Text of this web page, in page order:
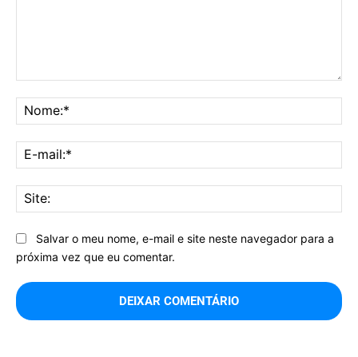
Salvar o meu nome, e-mail e site neste navegador para a
próxima vez que eu comentar.